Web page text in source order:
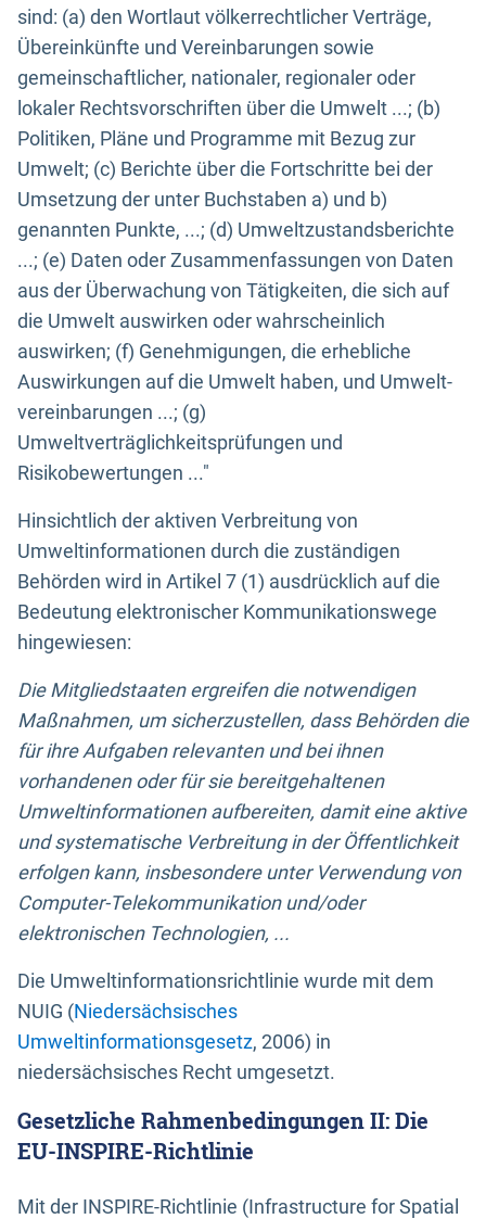
sind: (a) den Wortlaut völkerrechtlicher Verträge,
Übereinkünfte und Vereinbarungen sowie
gemeinschaftlicher, nationaler, regionaler oder
lokaler Rechtsvorschriften über die Umwelt ...; (b)
Politiken, Pläne und Programme mit Bezug zur
Umwelt; (c) Berichte über die Fortschritte bei der
Umsetzung der unter Buchstaben a) und b)
genannten Punkte, ...; (d) Umweltzustandsberichte
...; (e) Daten oder Zusammenfassungen von Daten
aus der Überwachung von Tätigkeiten, die sich auf
die Umwelt auswirken oder wahrscheinlich
auswirken; (f) Genehmigungen, die erhebliche
Auswirkungen auf die Umwelt haben, und Umwelt-
vereinbarungen ...; (g)
Umweltverträglichkeitsprüfungen und
Risikobewertungen ..."
Hinsichtlich der aktiven Verbreitung von
Umweltinformationen durch die zuständigen
Behörden wird in Artikel 7 (1) ausdrücklich auf die
Bedeutung elektronischer Kommunikationswege
hingewiesen:
Die Mitgliedstaaten ergreifen die notwendigen
Maßnahmen, um sicherzustellen, dass Behörden die
für ihre Aufgaben relevanten und bei ihnen
vorhandenen oder für sie bereitgehaltenen
Umweltinformationen aufbereiten, damit eine aktive
und systematische Verbreitung in der Öffentlichkeit
erfolgen kann, insbesondere unter Verwendung von
Computer-Telekommunikation und/oder
elektronischen Technologien, ...
Die Umweltinformationsrichtlinie wurde mit dem
NUIG (Niedersächsisches
Umweltinformationsgesetz, 2006) in
niedersächsisches Recht umgesetzt.
Gesetzliche Rahmenbedingungen II: Die
EU-INSPIRE-Richtlinie
Mit der INSPIRE-Richtlinie (Infrastructure for Spatial